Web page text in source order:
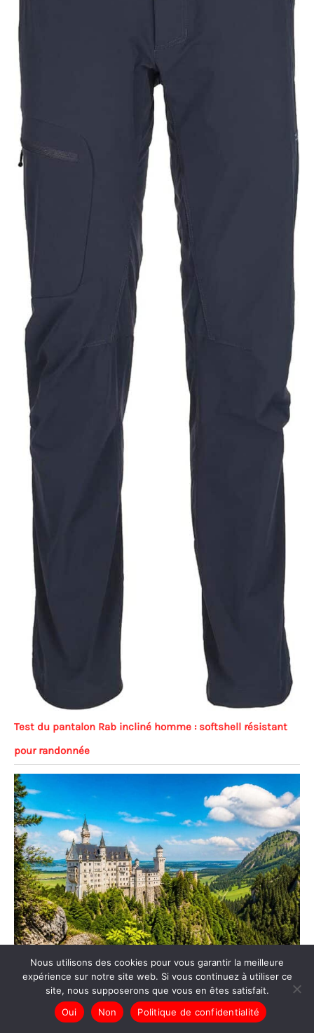
Test du pantalon Rab incliné homme : softshell résistant
pour randonnée
Expériences nature & outdoor en Allemagne
Nous utilisons des cookies pour vous garantir la meilleure
expérience sur notre site web. Si vous continuez à utiliser ce
site, nous supposerons que vous en êtes satisfait.
Oui
Non Politique de confidentialité